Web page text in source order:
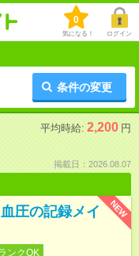
0
気になる！ ログイン
条件の変更
平均時給: 2,200 円
掲載日：2026.08.07
NEW
圧の記録メイ
ンクOK